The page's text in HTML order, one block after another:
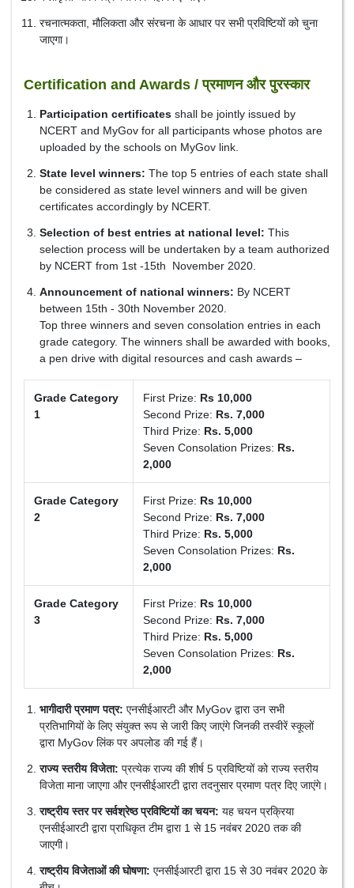
रचनात्मकता, मौलिकता और संरचना के आधार पर सभी प्रविष्टियों को चुना
जाएगा।
Certification and Awards / प्रमाणन और पुरस्कार
Participation certificates shall be jointly issued by
NCERT and MyGov for all participants whose photos are
uploaded by the schools on MyGov link.
State level winners: The top 5 entries of each state shall
be considered as state level winners and will be given
certificates accordingly by NCERT.
Selection of best entries at national level: This
selection process will be undertaken by a team authorized
by NCERT from 1st -15th November 2020.
Announcement of national winners: By NCERT
between 15th - 30th November 2020.
Top three winners and seven consolation entries in each
grade category. The winners shall be awarded with books,
a pen drive with digital resources and cash awards –
Grade Category
1
First Prize: Rs 10,000
Second Prize: Rs. 7,000
Third Prize: Rs. 5,000
Seven Consolation Prizes: Rs.
2,000
Grade Category
2
First Prize: Rs 10,000
Second Prize: Rs. 7,000
Third Prize: Rs. 5,000
Seven Consolation Prizes: Rs.
2,000
Grade Category
3
First Prize: Rs 10,000
Second Prize: Rs. 7,000
Third Prize: Rs. 5,000
Seven Consolation Prizes: Rs.
2,000
भागीदारी प्रमाण पत्र: एनसीईआरटी और MyGov द्वारा उन सभी
प्रतिभागियों के लिए संयुक्त रूप से जारी किए जाएंगे जिनकी तस्वीरें स्कूलों
द्वारा MyGov लिंक पर अपलोड की गई हैं।
राज्य स्तरीय विजेता: प्रत्येक राज्य की शीर्ष 5 प्रविष्टियों को राज्य स्तरीय
विजेता माना जाएगा और एनसीईआरटी द्वारा तदनुसार प्रमाण पत्र दिए जाएंगे।
राष्ट्रीय स्तर पर सर्वश्रेष्ठ प्रविष्टियों का चयन: यह चयन प्रक्रिया
एनसीईआरटी द्वारा प्राधिकृत टीम द्वारा 1 से 15 नवंबर 2020 तक की
जाएगी।
राष्ट्रीय विजेताओं की घोषणा: एनसीईआरटी द्वारा 15 से 30 नवंबर 2020 के